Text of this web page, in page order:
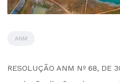
ANM
by
RESOLUÇÃO ANM Nº 68, DE